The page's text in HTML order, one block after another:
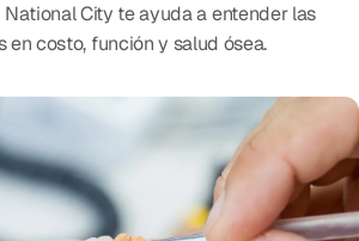
National City te ayuda a entender las
en costo, función y salud ósea.